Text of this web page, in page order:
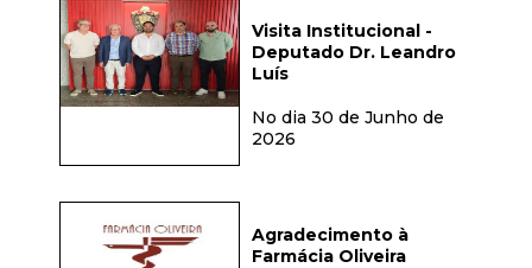
Visita Institucional -
Deputado Dr. Leandro
Luís
No dia 30 de Junho de
2026
Agradecimento à
Farmácia Oliveira